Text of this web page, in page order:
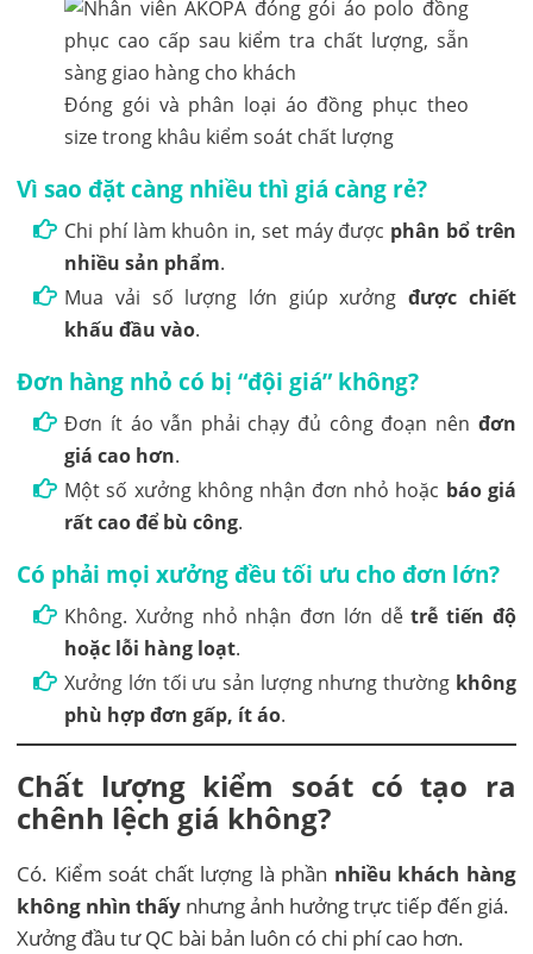
Đóng gói và phân loại áo đồng phục theo
size trong khâu kiểm soát chất lượng
Vì sao đặt càng nhiều thì giá càng rẻ?
Chi phí làm khuôn in, set máy được phân bổ trên
nhiều sản phẩm.
Mua vải số lượng lớn giúp xưởngđược chiết
khấu đầu vào.
Đơn hàng nhỏ có bị “đội giá” không?
Đơn ít áo vẫn phải chạy đủ công đoạn nên đơn
giá cao hơn.
Một số xưởng không nhận đơn nhỏ hoặc báo giá
rất cao để bù công.
Có phải mọi xưởng đều tối ưu cho đơn lớn?
Không. Xưởng nhỏ nhận đơn lớn dễtrễ tiến độ
hoặc lỗi hàng loạt.
Xưởng lớn tối ưu sản lượng nhưng thường không
phù hợp đơn gấp, ít áo.
Chất lượng kiểm soát có tạo ra
chênh lệch giá không?
Có. Kiểm soát chất lượng là phần nhiều khách hàng
không nhìn thấy nhưng ảnh hưởng trực tiếp đến giá.
Xưởng đầu tư QC bài bản luôn có chi phí cao hơn.